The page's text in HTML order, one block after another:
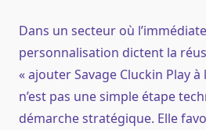
Dans un secteur où
personnalisation dictent la
« ajouter Savage Cluckin Play à
n’est pas une simple étape
démarche stratégique. Elle